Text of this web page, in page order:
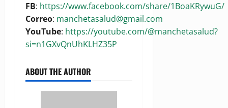
FB: https://www.facebook.com/share/1BoaKRywuG/
Correo: manchetasalud@gmail.com
YouTube: https://youtube.com/@manchetasalud?
si=n1GXvQnUhKLHZ35P
ABOUT THE AUTHOR